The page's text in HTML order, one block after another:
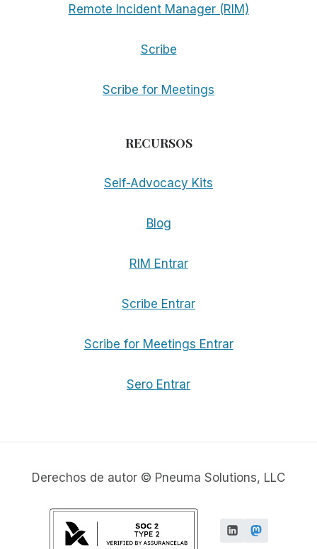
Remote Incident Manager (RIM)
Scribe
Scribe for Meetings
RECURSOS
Self-Advocacy Kits
Blog
RIM Entrar
Scribe Entrar
Scribe for Meetings Entrar
Sero Entrar
Derechos de autor © Pneuma Solutions, LLC